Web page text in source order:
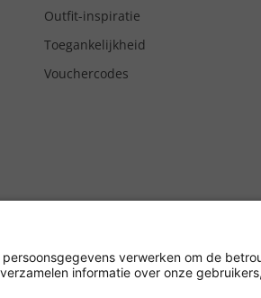
Outfit-inspiratie
Toegankelijkheid
Vouchercodes